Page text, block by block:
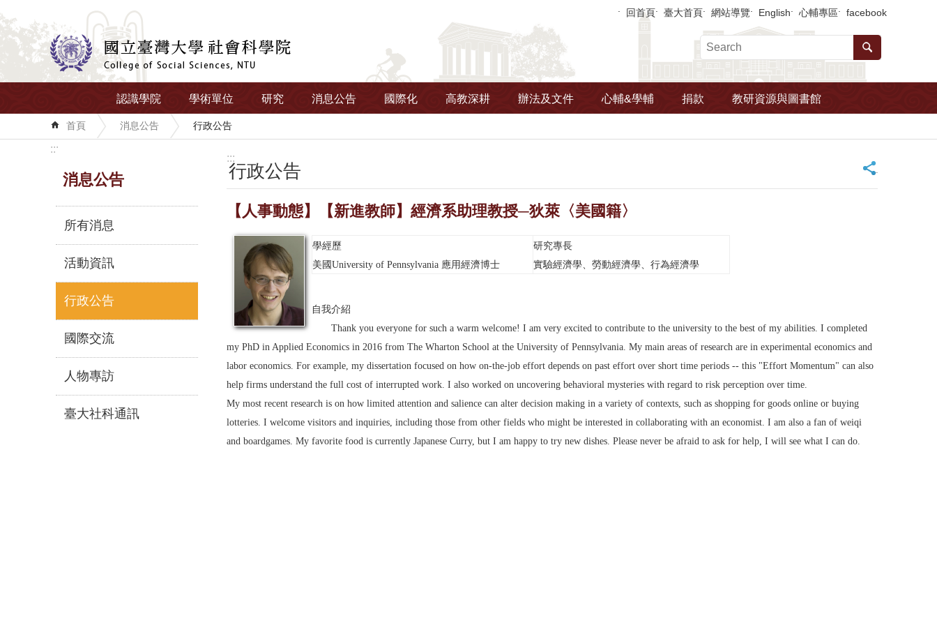
跳到主要內容區塊 回首頁 臺大首頁 網站導覽 English 心輔專區 facebook
認識學院 學術單位 研究 消息公告 國際化 高教深耕 辦法及文件 心輔&學輔 捐款 教研資源與圖書館
首頁 消息公告 行政公告
:::
消息公告
所有消息
活動資訊
行政公告
國際交流
人物專訪
臺大社科通訊
:::
行政公告 _
【人事動態】【新進教師】經濟系助理教授─狄萊〈美國籍〉
學經歷
美國University of Pennsylvania 應用經濟博士
研究專長
實驗經濟學、勞動經濟學、行為經濟學
自我介紹
Thank you everyone for such a warm welcome! I am very excited to contribute to the university to the best of my abilities. I completed
my PhD in Applied Economics in 2016 from The Wharton School at the University of Pennsylvania. My main areas of research are in experimental economics and
labor economics. For example, my dissertation focused on how on-the-job effort depends on past effort over short time periods -- this "Effort Momentum" can also
help firms understand the full cost of interrupted work. I also worked on uncovering behavioral mysteries with regard to risk perception over time.
My most recent research is on how limited attention and salience can alter decision making in a variety of contexts, such as shopping for goods online or buying
lotteries. I welcome visitors and inquiries, including those from other fields who might be interested in collaborating with an economist. I am also a fan of weiqi
and boardgames. My favorite food is currently Japanese Curry, but I am happy to try new dishes. Please never be afraid to ask for help, I will see what I can do.